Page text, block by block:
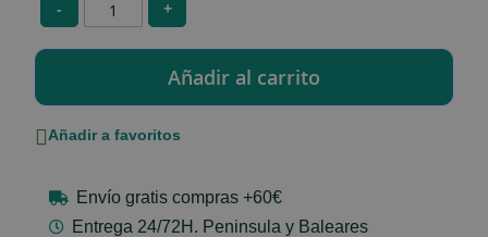
- +
Añadir a favoritos
Envío gratis compras +60€
Entrega 24/72H. Peninsula y Baleares